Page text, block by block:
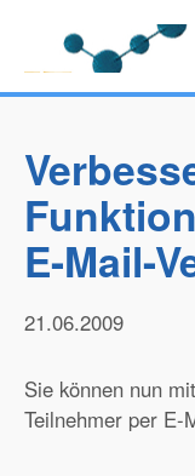
E-Mail-
21.06.2009
Sie können nun
Teilnehmer per E-